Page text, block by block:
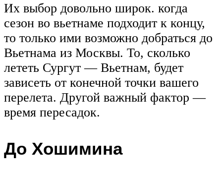
Их выбор довольно широк. когда
сезон во вьетнаме подходит к концу,
то только ими возможно добраться до
Вьетнама из Москвы. То, сколько
лететь Сургут — Вьетнам, будет
зависеть от конечной точки вашего
перелета. Другой важный фактор —
время пересадок.
До Хошимина